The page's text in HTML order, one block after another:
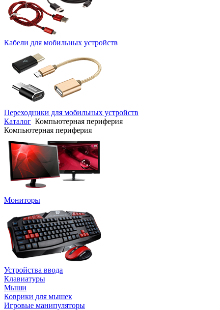
Кабели для мобильных устройств
Переходники для мобильных устройств
Каталог Компьютерная периферия
Компьютерная периферия
Мониторы
Устройства ввода
Клавиатуры
Мыши
Коврики для мышек
Игровые манипуляторы